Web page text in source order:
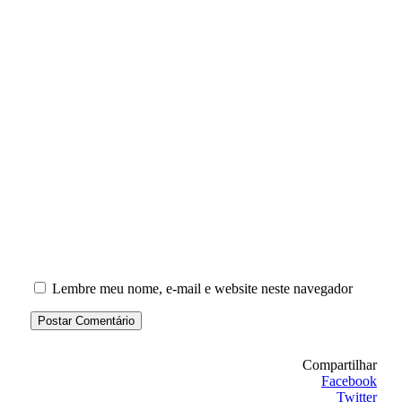
Lembre meu nome, e-mail e website neste navegador
Compartilhar
Facebook
Twitter